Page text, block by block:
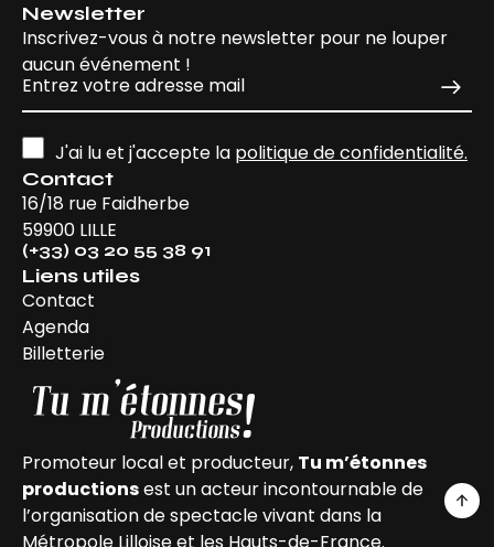
Promoteur local et producteur, Tu m’étonnes
productionsest un acteur incontournable de
l’organisation de spectacle vivant dans la
Contact
16/18 rue Faidherbe
59900 LILLE
(+33) 03 20 55 38 91
Liens utiles
Contact
Agenda
Billetterie
Newsletter
Inscrivez-vous à notre newsletter pour ne louper
aucun événement !
J'ai lu et j'accepte la politique de confidentialité.